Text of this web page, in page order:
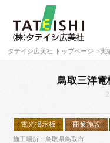
タテイシ広美社 トップページ 実
鳥取三洋
電光掲示板 商業施設
施工場所：鳥取県鳥取市